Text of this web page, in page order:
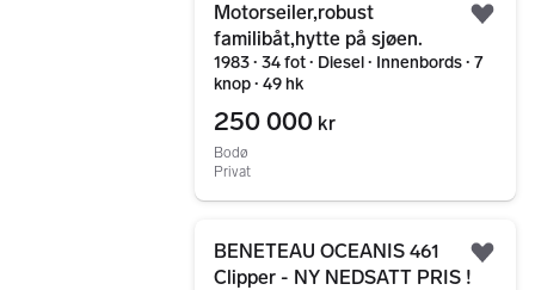
Motorseiler,robust
familibåt,hytte på sjøen.
1983 ∙ 34 fot ∙ Diesel ∙ Innenbords ∙ 7
knop ∙ 49 hk
250 000 kr
Bodø
Privat
BENETEAU OCEANIS 461
Clipper - NY NEDSATT PRIS !